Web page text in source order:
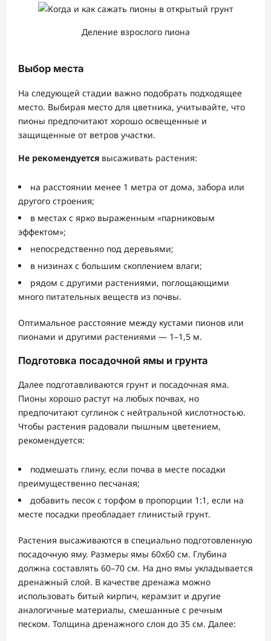
Деление взрослого пиона
Выбор места
На следующей стадии важно подобрать подходящее
место. Выбирая место для цветника, учитывайте, что
пионы предпочитают хорошо освещенные и
защищенные от ветров участки.
Не рекомендуется высаживать растения:
на расстоянии менее 1 метра от дома, забора или
другого строения;
в местах с ярко выраженным «парниковым
эффектом»;
непосредственно под деревьями;
в низинах с большим скоплением влаги;
рядом с другими растениями, поглощающими
много питательных веществ из почвы.
Оптимальное расстояние между кустами пионов или
пионами и другими растениями — 1–1,5 м.
Подготовка посадочной ямы и грунта
Далее подготавливаются грунт и посадочная яма.
Пионы хорошо растут на любых почвах, но
предпочитают суглинок с нейтральной кислотностью.
Чтобы растения радовали пышным цветением,
рекомендуется:
подмешать глину, если почва в месте посадки
преимущественно песчаная;
добавить песок с торфом в пропорции 1:1, если на
месте посадки преобладает глинистый грунт.
Растения высаживаются в специально подготовленную
посадочную яму. Размеры ямы 60х60 см. Глубина
должна составлять 60–70 см. На дно ямы укладывается
дренажный слой. В качестве дренажа можно
использовать битый кирпич, керамзит и другие
аналогичные материалы, смешанные с речным
песком. Толщина дренажного слоя до 35 см. Далее: